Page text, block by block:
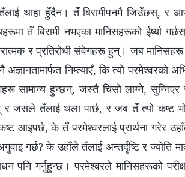
थाहा हुँदैन। तँ बिरामीपनमै जिउँछस्, र
तँ बिरामी नभएका मानिसहरूको ईर्ष्या
र प्रतिरोधी संवेगहरू हुन्। जब मानिसहरू
निम्त्याएँ, कि त्यो परमेश्‍वरको
सामान्य हुन्छन्, जस्तै चिसो लाग्ने, सुन्‍निएर
तँलाई थला पार्छ, र जब तँ त्यो कष्ट
आइपर्छ, के तँ परमेश्‍वरलाई प्रार्थना गरेर
गर्छ? के उहाँले तँलाई अन्तर्दृष्टि र ज्योति
पनि गर्नुहुन्छ। परमेश्‍वरले मानिसहरूको